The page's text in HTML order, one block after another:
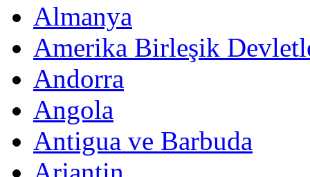
Almanya
Amerika Birleşik
Andorra
Angola
Antigua ve Barbuda